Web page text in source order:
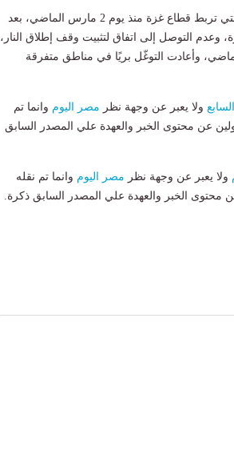
وكانت قوات الاحتلال الإسرائيلي قد أغلقت المنافذ التي تربط قطاع غزة منذ يوم 2 مارس الماضي، بعد
وعدم التوصل إلى اتفاق لتثبيت وقف إطلاق النار،
بقصف جوي عنيف يوم 18 مارس الماضي، وأعادت التوغّل بريًا في مناطق متفرقة
ولا يعبر عن وجهة نظر مصر اليوم وانما تم
عن محتوى الخبر والعهدة علي المصدر السابق
ولا يعبر عن وجهة نظر مصر اليوم وانما تم نقله
محتوى الخبر والعهدة علي المصدر السابق ذكرة.